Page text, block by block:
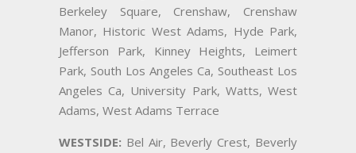
Berkeley Square, Crenshaw, Crenshaw
Manor, Historic West Adams, Hyde Park,
Jefferson Park, Kinney Heights, Leimert
Park, South Los Angeles Ca, Southeast Los
Angeles Ca, University Park, Watts, West
Adams, West Adams Terrace
WESTSIDE: Bel Air, Beverly Crest, Beverly